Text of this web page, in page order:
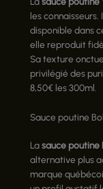
les
disponible dans
elle reproduit
Sa texture
privilégié des
8,50€ les 300ml.
Sauce poutine
Lasauce poutine
alternative plus
marque